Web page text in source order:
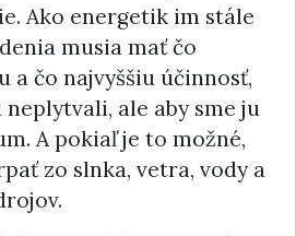
Ako energetik im stále
musia mať čo
a čo najvyššiu účinnosť,
neplytvali, ale aby sme ju
A pokiaľ je to možné,
zo slnka, vetra, vody a